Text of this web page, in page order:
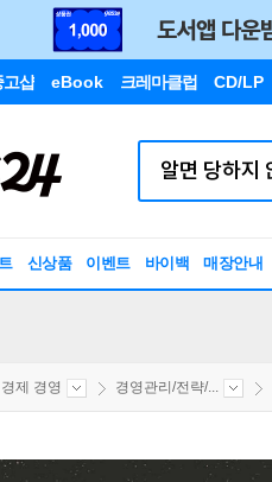
고샵 eBook 크레마클럽 CD/LP
신상품 이벤트 바이백 매장안내
경제 경영 경영관리/전략/...